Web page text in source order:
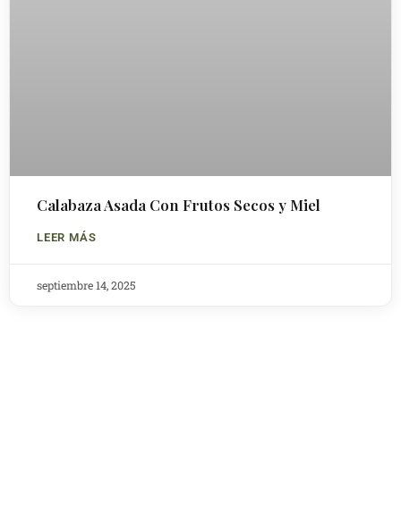
Calabaza Asada Con Frutos Secos y Miel
LEER MÁS
septiembre 14, 2025